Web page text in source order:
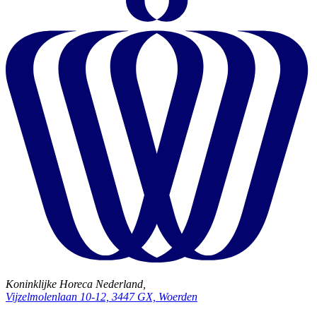
Koninklijke Horeca Nederland,
Vijzelmolenlaan 10-12, 3447 GX, Woerden